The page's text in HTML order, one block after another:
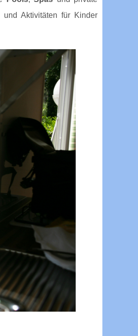
und Aktivitäten für Kinder